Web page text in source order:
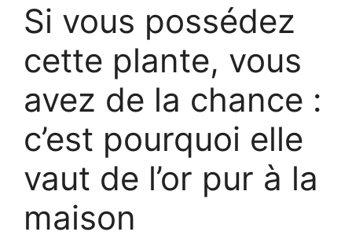
Si vous possédez
cette plante, vous
avez de la chance :
c’est pourquoi elle
vaut de l’or pur à la
maison